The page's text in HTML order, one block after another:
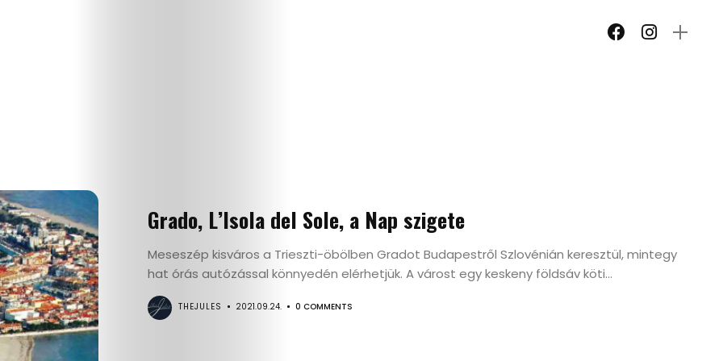
Grado, L’Isola del Sole, a Nap szigete
Meseszép kisváros a Trieszti-öbölben Gradot Budapestről Szlovénián keresztül, mintegy
hat órás autózással könnyedén elérhetjük. A várost egy keskeny földsáv köti...
THEJULES 2021.09.24. 0 COMMENTS